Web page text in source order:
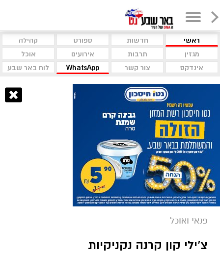
ראשי חדשות ספורט
קהילה
מגזין
תרבות אירועים
אוכל
אינדקס
צור קשר WhatsApp לוח באר שבע
פנאי ואוכל
צ'ילי קון קרנה נקניקיות